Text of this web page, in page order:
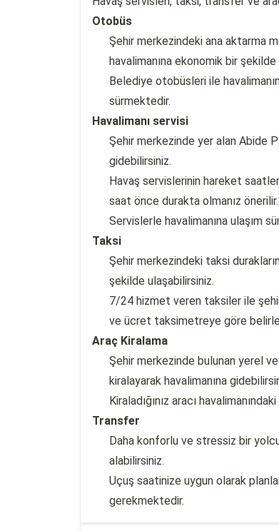
Otobüs
Şehir merkezindeki ana aktarma
havalimanına ekonomik bir şekilde
Belediye otobüsleri ile
sürmektedir.
Havalimanı servisi
Şehir merkezinde yer alan Abide
gidebilirsiniz.
Havaş servislerinin hareket
saat önce durakta olmanız önerilir.
Servislerle havalimanına ulaşım
Taksi
Şehir merkezindeki taksi
şekilde ulaşabilirsiniz.
7/24 hizmet veren taksiler ile
ve ücret taksimetreye göre
Araç Kiralama
Şehir merkezinde bulunan yerel
kiralayarak havalimanına
Kiraladığınız aracı
Transfer
Daha konforlu ve stressiz bir
alabilirsiniz.
Uçuş saatinize uygun olarak
gerekmektedir.